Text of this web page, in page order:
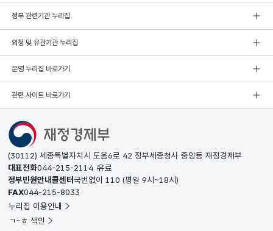
정부 관련기관 누리집
외청 및 유관기관 누리집
운영 누리집 바로가기
관련 사이트 바로가기
(30112) 세종특별자치시 도움6로 42 정부세종청사 중앙동 재정경제부
대표전화044-215-2114 유료
정부민원안내콜센터국번없이 110 (평일 9시~18시)
FAX044-215-8033
누리집 이용안내
ㄱ~ㅎ 색인